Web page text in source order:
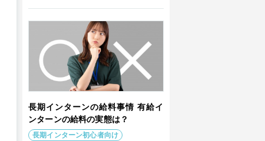
長期インターンの給料事情 有給イ
ンターンの給料の実態は？
長期インターン初心者向け